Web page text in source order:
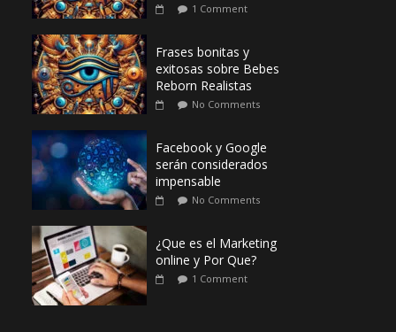
1 Comment
Frases bonitas y
exitosas sobre Bebes
Reborn Realistas
No Comments
Facebook y Google
serán considerados
impensable
No Comments
¿Que es el Marketing
online y Por Que?
1 Comment